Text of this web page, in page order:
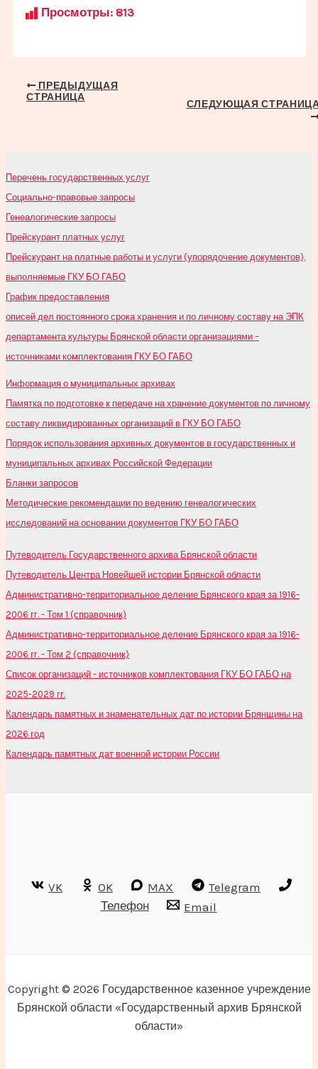
Просмотры: 813
Навигация
ПРЕДЫДУЩАЯ
СТРАНИЦА
СЛЕДУЮЩАЯ
Перечень государственных услуг
Социально-правовые запросы
Генеалогические запросы
Прейскурант платных услуг
Прейскурант на платные работы и услуги (упорядочение документов),
выполняемые ГКУ БО ГАБО
График предоставления
описей дел постоянного срока хранения и по личному составу на ЭПК
департамента культуры Брянской области организациями –
источниками комплектования ГКУ БО ГАБО
Информация о муниципальных архивах
Памятка по подготовке к передаче на хранение документов по личному
составу ликвидированных организаций в ГКУ БО ГАБО
Порядок использования архивных документов в государственных и
муниципальных архивах Российской Федерации
Бланки запросов
Методические рекомендации по ведению генеалогических
исследований на основании документов ГКУ БО ГАБО
Путеводитель Государственного архива Брянской области
Путеводитель Центра Новейшей истории Брянской области
Административно-территориальное деление Брянского края за 1916-
2006 гг. - Том 1 (справочник)
Административно-территориальное деление Брянского края за 1916-
2006 гг. - Том 2 (справочник)
Список организаций - источников комплектования ГКУ БО ГАБО на
2025-2029 гг.
Календарь памятных и знаменательных дат по истории Брянщины на
2026 год
Календарь памятных дат военной истории России
VK OK MAX
Telegram
Телефон
Email
Copyright © 2026 Государственное казенное учреждение
Брянской области «Государственный архив Брянской
области»